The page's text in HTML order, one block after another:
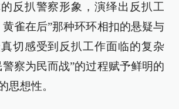
反扒警察形象，演绎出反扒工
雀在后”那种环环相扣的悬疑与
切感受到反扒工作面临的复杂
察为民而战”的过程赋予鲜明的
思想性。